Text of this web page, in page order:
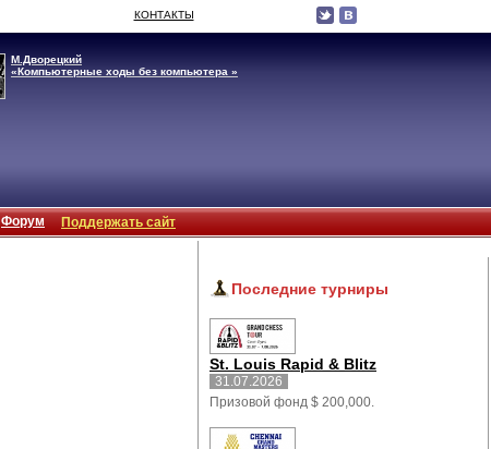
КОНТАКТЫ
М.Дворецкий
«Компьютерные ходы без компьютера »
Форум Поддержать сайт
Последние турниры
St. Louis Rapid & Blitz
31.07.2026
Призовой фонд $ 200,000.